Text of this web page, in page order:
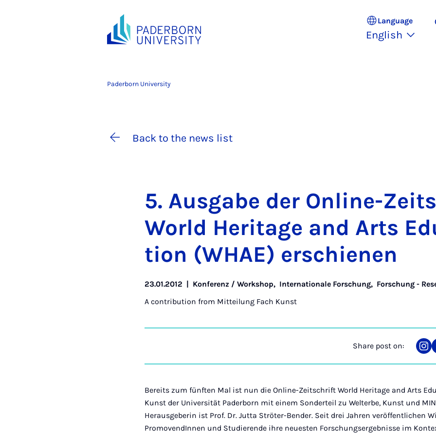
Language
English
Paderborn University
Back to the news list
5. Aus­gabe der On­line-
World Her­it­age and Arts
tion (WHAE) er­schien­en
23.01.2012 | Konferenz / Workshop, Internationale Forschung, Forschung -
A contribution from Mitteilung Fach Kunst
Share post on:
on
Bereits zum fünften Mal ist nun die Online-Zeitschrift World Heritage and Arts
Kunst der Universität Paderborn mit einem Sonderteil zu Welterbe, Kunst und
Herausgeberin ist Prof. Dr. Jutta Ströter-Bender. Seit drei Jahren veröffentlichen
PromovendInnen und Studierende ihre neuesten Forschungsergebnisse im